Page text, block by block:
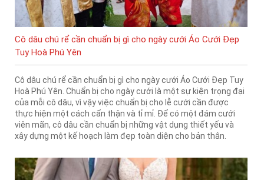
Cô dâu chú rể cần chuẩn bị gì cho ngày cưới Áo Cưới Đẹp
Tuy Hoà Phú Yên
Cô dâu chú rể cần chuẩn bị gì cho ngày cưới Áo Cưới Đẹp Tuy
Hoà Phú Yên. Chuẩn bị cho ngày cưới là một sự kiện trọng đại
của mỗi cô dâu, vì vậy việc chuẩn bị cho lễ cưới cần được
thực hiện một cách cẩn thận và tỉ mỉ. Để có một đám cưới
viên mãn, cô dâu cần chuẩn bị những vật dụng thiết yếu và
xây dựng một kế hoạch làm đẹp toàn diện cho bản thân.